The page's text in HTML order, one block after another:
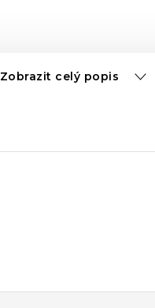
Zobrazit celý popis